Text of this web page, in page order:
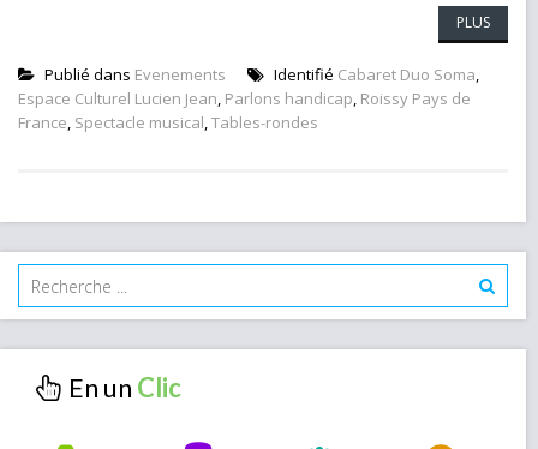
PLUS
Publié dans Evenements Identifié Cabaret Duo Soma,
Espace Culturel Lucien Jean, Parlons handicap, Roissy Pays de
France, Spectacle musical,Tables-rondes
En un